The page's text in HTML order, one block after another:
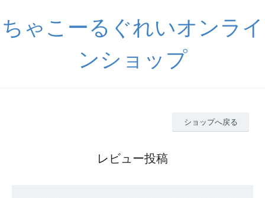
ちゃこーるぐれいオンライ
ンショップ
ショップへ戻る
レビュー投稿